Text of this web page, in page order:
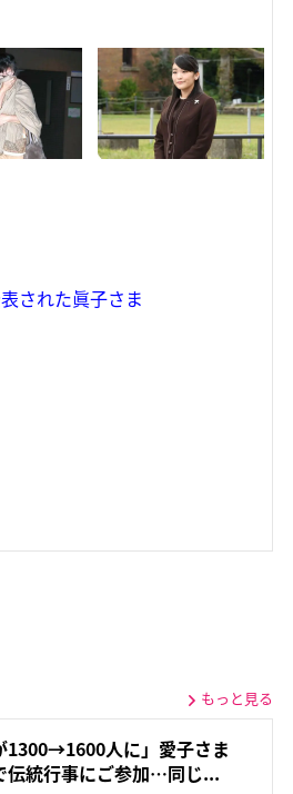
された眞子さま
もっと見る
1300→1600人に」愛子さま
伝統行事にご参加…同じ...